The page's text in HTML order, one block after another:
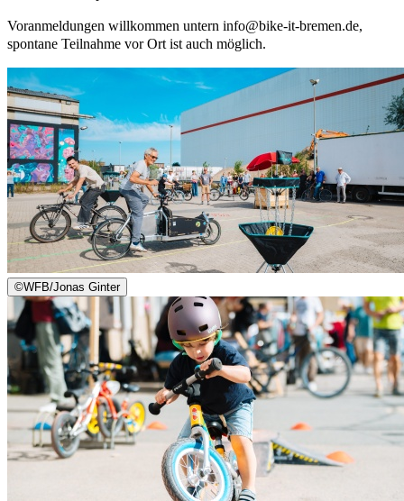
Voranmeldungen willkommen untern info@bike-it-bremen.de,
spontane Teilnahme vor Ort ist auch möglich.
©WFB/Jonas Ginter